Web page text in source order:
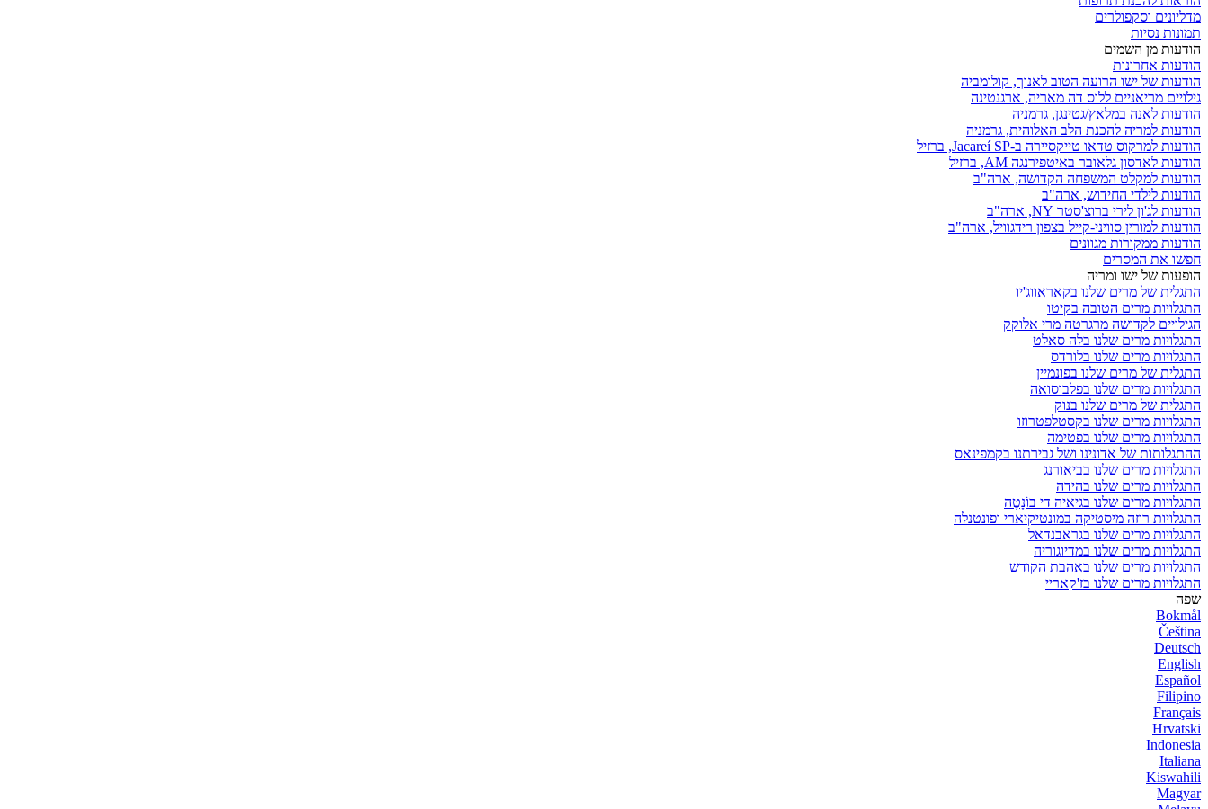
מדליונים וסקפולרים
תמונות נסיות
הודעות מן השמים
הודעות אחרונות
הודעות של ישו הרועה הטוב לאנוך, קולומביה
גילויים מריאניים ללוס דה מאריה, ארגנטינה
הודעות לאנה במלאץ/גטינגן, גרמניה
הודעות למריה להכנת הלב האלוהית, גרמניה
הודעות למרקוס טדאו טייקסיירה ב-Jacareí SP, ברזיל
הודעות לאדסון גלאובר באיטפירנגה AM, ברזיל
הודעות למקלט המשפחה הקדושה, ארה"ב
הודעות לילדי החידוש, ארה"ב
הודעות לג'ון לירי ברוצ'סטר NY, ארה"ב
הודעות למורין סוויני-קייל בצפון רידגוויל, ארה"ב
הודעות ממקורות מגוונים
חפשו את המסרים
הופעות של ישו ומריה
התגלית של מרים שלנו בקאראווג'יו
התגלויות מרים הטובה בקיטו
הגילויים לקדושה מרגרטה מרי אלוקק
התגלויות מרים שלנו בלה סאלט
התגלויות מרים שלנו בלורדס
התגלית של מרים שלנו בפונמיין
התגלויות מרים שלנו בפלבוסואה
התגלית של מרים שלנו בנוק
התגלויות מרים שלנו בקסטלפטרוזו
התגלויות מרים שלנו בפטימה
ההתגלותות של אדונינו ושל גבירתנו בקמפינאס
התגלויות מרים שלנו בביאורנג
התגלויות מרים שלנו בהידה
התגלויות מרים שלנו בגיאיה די בוֹנָטֶה
התגלויות רוזה מיסטיקה במונטיקיארי ופונטנלה
התגלויות מרים שלנו בגראבנדאל
התגלויות מרים שלנו במדיוגוריה
התגלויות מרים שלנו באהבת הקודש
התגלויות מרים שלנו בז'קאריי
שפה
Bokmål
Čeština
Deutsch
English
Español
Filipino
Français
Hrvatski
Indonesia
Italiana
Kiswahili
Magyar